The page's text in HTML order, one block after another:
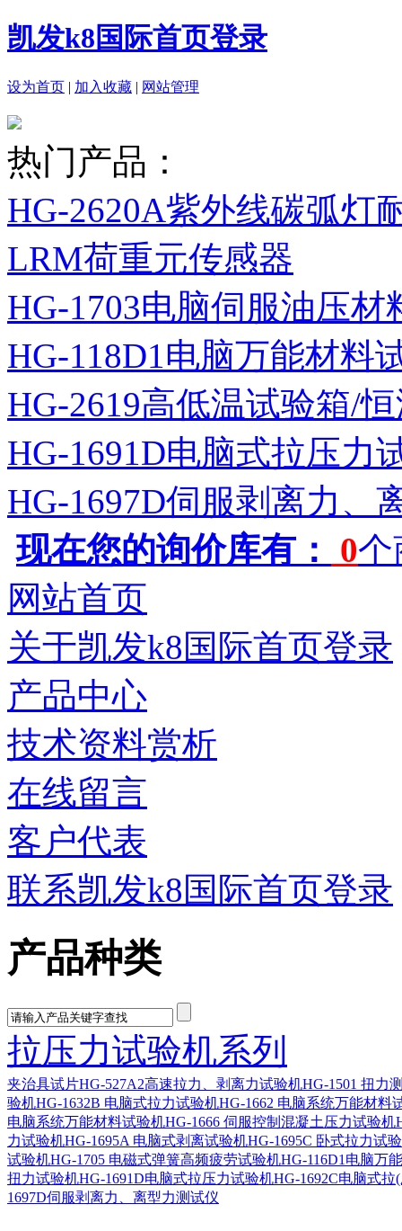
凯发k8国际首页登录
设为首页 | 加入收藏 | 网站管理
热门产品：
HG-2620A紫外线碳弧灯
LRM荷重元传感器
HG-1703电脑伺服油压材
HG-118D1电脑万能材料
HG-2619高低温试验箱/
HG-1691D电脑式拉压力
HG-1697D伺服剥离力、
现在您的询价库有：
0个
网站首页
关于凯发k8国际首页登录
产品中心
技术资料赏析
在线留言
客户代表
联系凯发k8国际首页登录
产品种类
拉压力试验机系列
夹治具试片HG-527A2高速拉力、剥离力试验机HG-1501 扭力
验机HG-1632B 电脑式拉力试验机HG-1662 电脑系统万能材料
电脑系统万能材料试验机HG-1666 伺服控制混凝土压力试验机
力试验机HG-1695A 电脑式剥离试验机HG-1695C 卧式拉力试
试验机HG-1705 电磁式弹簧高频疲劳试验机HG-116D1电脑万
扭力试验机HG-1691D电脑式拉压力试验机HG-1692C电脑式拉
1697D伺服剥离力、离型力测试仪